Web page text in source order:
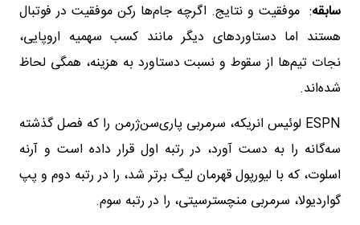
سابقه: موفقیت و نتایج. اگرچه جام‌ها رکن موفقیت در فوتبال
هستند اما دستاوردهای دیگر مانند کسب سهمیه اروپایی،
نجات تیم‌ها از سقوط و نسبت دستاورد به هزینه، همگی لحاظ
شده‌اند.
ESPN لوئیس انریکه، سرمربی پاری‌سن‌ژرمن را که فصل گذشته
سه‌گانه را به دست آورد، در رتبه اول قرار داده است و آرنه
اسلوت، که با لیورپول قهرمان لیگ برتر شد، را در رتبه دوم و پپ
گواردیولا، سرمربی منچسترسیتی، را در رتبه سوم.